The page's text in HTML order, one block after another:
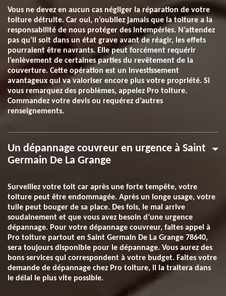
Vous ne devez en aucun cas négliger la réparation de votre
toiture détruite. Car oui, n’oubliez jamais que la toiture a la
responsabilité de nous protéger des intempéries. N’attendez
pas qu’il soit dans un état grave avant de réagir, les effets
pourraient être navrants. Elle peut forcément requérir
l’enlèvement de certaines parties du revêtement de la
couverture. Cette opération est un investissement
avantageux qui va valoriser encore plus votre propriété. Si
vous remarquez des problèmes, appelez Pro toiture.
Commandez votre devis ou requérez d’autres
renseignements.
Un dépannage couvreur en urgence à Saint
Germain De La Grange
Surveillez votre toit car après une forte tempête, votre
toiture peut être endommagée. Après un longe usage, votre
tuile peut bouger de sa place. Des fois, le mal arrive
soudainement et que vous avez besoin d’une urgence
dépannage. Pour votre dépannage couvreur, faites appel à
Pro toiture partout en Saint Germain De La Grange 78640,
sera toujours disponible pour le dépannage. Vous aurez des
bons services qui correspondent à votre budget. Faites votre
demande de dépannage chez Pro toiture, il la traitera dans
le délai le plus vite possible.